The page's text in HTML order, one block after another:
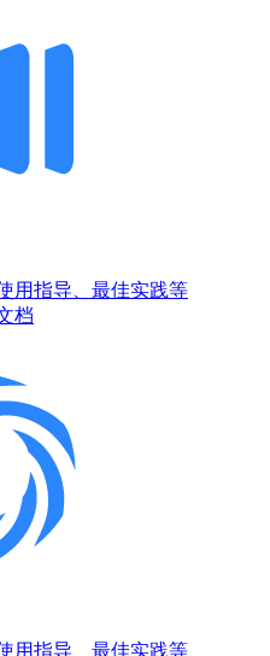
用指导、最佳实践等
档
用指导、最佳实践等